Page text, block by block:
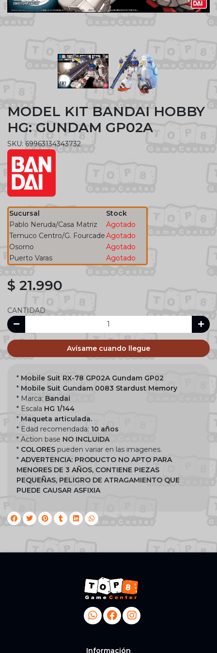
MODEL KIT BANDAI HOBBY
HG: GUNDAM GP02A
SKU: 69963134343732
Sucursal
Stock
Pablo Neruda/Casa Matriz
Agotado
Temuco Centro/G. FourcadeAgotado
Osorno
Agotado
Puerto Varas
Agotado
$ 21.990
CANTIDAD
Avísame cuando llegue
* Mobile Suit RX-78 GP02A Gundam GP02
* Mobile Suit Gundam 0083 Stardust Memory
* Marca: Bandai
* Escala HG 1/144
* Maqueta articulada.
* Edad recomendada: 10 años
* Action base NO INCLUIDA
* COLORES pueden variar en las imagenes.
* ADVERTENCIA: PRODUCTO NO APTO PARA
MENORES DE 3 AÑOS, CONTIENE PIEZAS
PEQUEÑAS, PELIGRO DE ATRAGAMIENTO QUE
PUEDE CAUSAR ASFIXIA
Información